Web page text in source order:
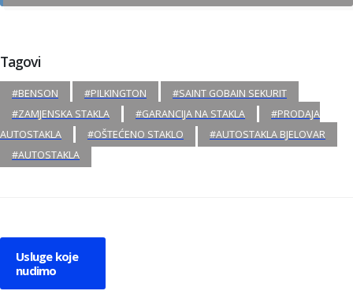
Tagovi
#BENSON #PILKINGTON
#SAINT GOBAIN SEKURIT
#ZAMJENSKA STAKLA
#GARANCIJA NA STAKLA
#PRODAJA
AUTOSTAKLA
#OŠTEĆENO STAKLO
#AUTOSTAKLA BJELOVAR
#AUTOSTAKLA
Usluge koje
nudimo